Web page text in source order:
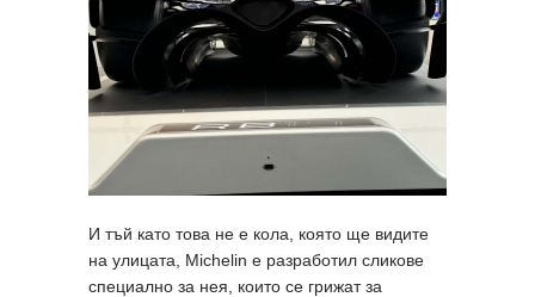
И тъй като това не е кола, която ще видите
на улицата, Michelin е разработил сликове
специално за нея, които се грижат за